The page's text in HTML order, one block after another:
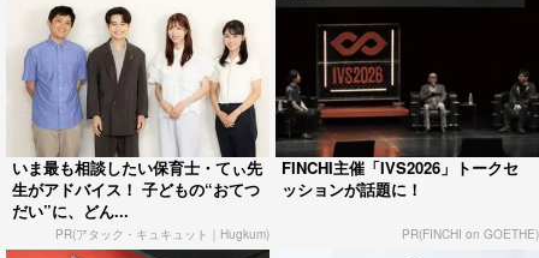
いま最も相談したい保育士・てぃ先
生がアドバイス！ 子どもの“おてつ
だい”に、どん...
PR(アタック・キュキュット｜Hugkum)
FINCHI主催「IVS2026」トークセ
ッションが話題に！
PR(FINCHI on GOETHE)